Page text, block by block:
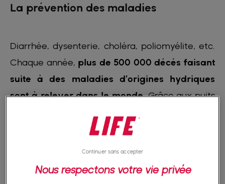
La prévention des maladies
Diarrhée, dysenterie, choléra, poliomyélite, etc.
Chaque année, plus de 500 000 décès faisant
suite à des maladies d’origines hydriques
sont à relever dans le monde. Grâce aux puits
puits c’est construire de solides remparts contre
Nous respectons votre vie privée
Continuer sans accepter